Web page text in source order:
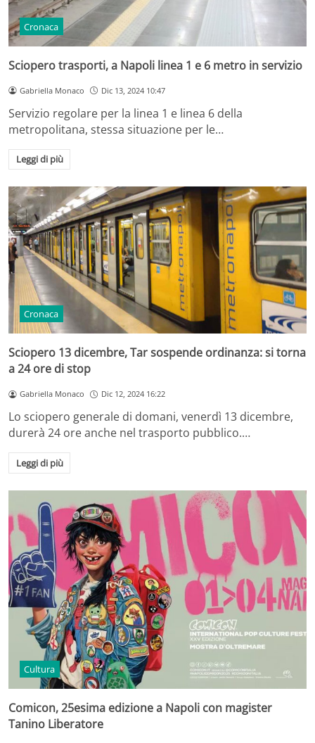
Cronaca
Sciopero trasporti, a Napoli linea 1 e 6 metro in servizio
Gabriella Monaco Dic 13, 2024 10:47
Servizio regolare per la linea 1 e linea 6 della
metropolitana, stessa situazione per le…
Leggi di più
Cronaca
Sciopero 13 dicembre, Tar sospende ordinanza: si torna
a 24 ore di stop
Gabriella Monaco Dic 12, 2024 16:22
Lo sciopero generale di domani, venerdì 13 dicembre,
durerà 24 ore anche nel trasporto pubblico.…
Leggi di più
Cultura
Comicon, 25esima edizione a Napoli con magister
Tanino Liberatore